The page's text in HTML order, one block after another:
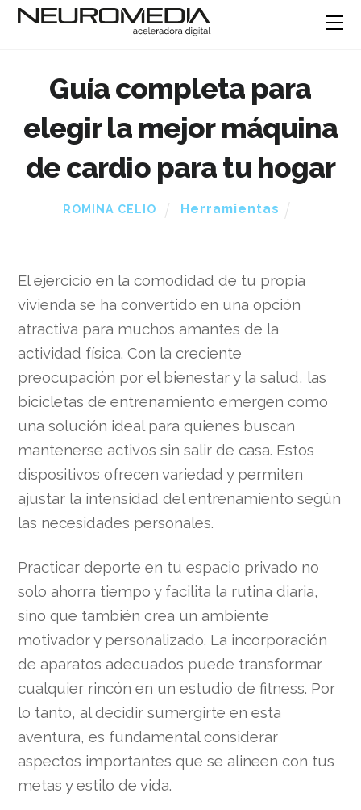
Guía completa para
elegir la mejor máquina
de cardio para tu hogar
ROMINA CELIO Herramientas
El ejercicio en la comodidad de tu propia
vivienda se ha convertido en una opción
atractiva para muchos amantes de la
actividad física. Con la creciente
preocupación por el bienestar y la salud, las
bicicletas de entrenamiento emergen como
una solución ideal para quienes buscan
mantenerse activos sin salir de casa. Estos
dispositivos ofrecen variedad y permiten
ajustar la intensidad del entrenamiento según
las necesidades personales.
Practicar deporte en tu espacio privado no
solo ahorra tiempo y facilita la rutina diaria,
sino que también crea un ambiente
motivador y personalizado. La incorporación
de aparatos adecuados puede transformar
cualquier rincón en un estudio de fitness. Por
lo tanto, al decidir sumergirte en esta
aventura, es fundamental considerar
aspectos importantes que se alineen con tus
metas y estilo de vida.